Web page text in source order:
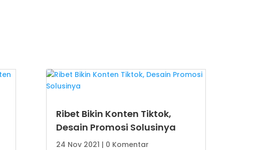
Ribet Bikin Konten Tiktok,
Desain Promosi Solusinya
24 Nov 2021 | 0 Komentar